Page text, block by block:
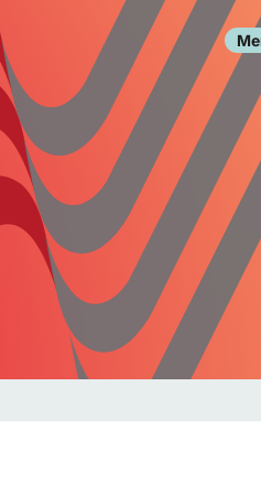
Leben
Familie
Freizeit
Gesundheit
Internet